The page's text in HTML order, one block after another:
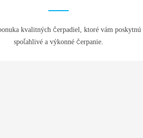
kvalitných čerpadiel, ktoré vám poskytnú
spoľahlivé a výkonné čerpanie.